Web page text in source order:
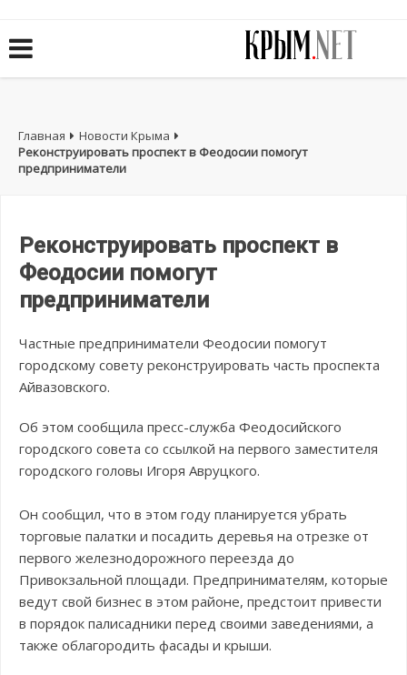
Главная
Новости Крыма
Реконструировать проспект в Феодосии помогут
предприниматели
Реконструировать проспект в
Феодосии помогут
предприниматели
Частные предприниматели Феодосии помогут
городскому совету реконструировать часть проспекта
Айвазовского.
Об этом сообщила пресс-служба Феодосийского
городского совета со ссылкой на первого заместителя
городского головы Игоря Авруцкого.
Он сообщил, что в этом году планируется убрать
торговые палатки и посадить деревья на отрезке от
первого железнодорожного переезда до
Привокзальной площади. Предпринимателям, которые
ведут свой бизнес в этом районе, предстоит привести
в порядок палисадники перед своими заведениями, а
также облагородить фасады и крыши.